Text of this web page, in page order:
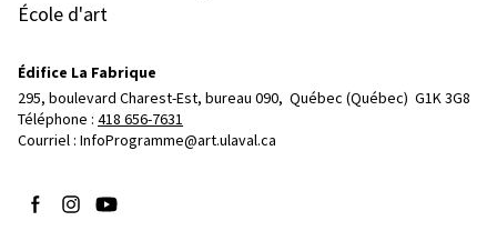
École d'art
Édifice La Fabrique
295, boulevard Charest-Est, bureau 090, Québec (Québec)  G1K 3G8
Téléphone : 418 656-7631
Courriel : InfoProgramme@art.ulaval.ca
Suivez-nous sur Facebook
Suivez-nous sur Instagram
Suivez-nous sur YouTube